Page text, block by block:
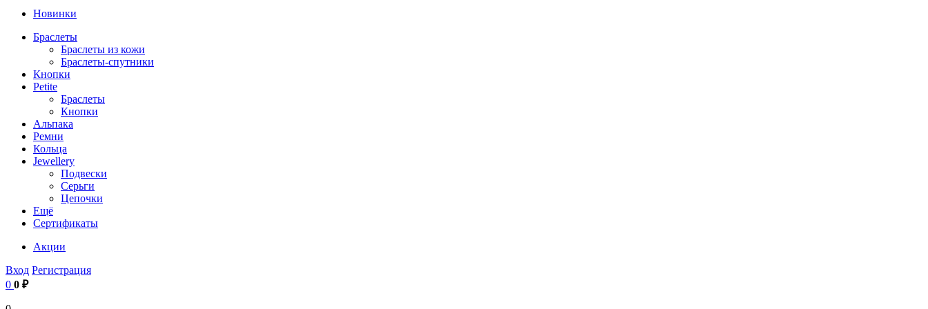
Новинки
Браслеты
Браслеты из кожи
Браслеты-спутники
Кнопки
Petite
Браслеты
Кнопки
Альпака
Ремни
Кольца
Jewellery
Подвески
Серьги
Цепочки
Ещё
Сертификаты
Акции
Вход Регистрация
0 0 ₽